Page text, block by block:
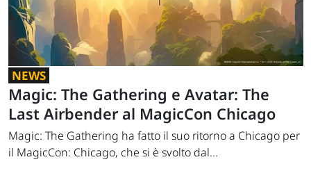
NEWS
Magic: The Gathering e Avatar: The
Last Airbender al MagicCon Chicago
Magic: The Gathering ha fatto il suo ritorno a Chicago per
il MagicCon: Chicago, che si è svolto dal...